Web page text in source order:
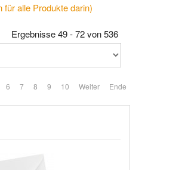
alle Produkte darin)
Ergebnisse 49 - 72 von 536
6 7 8 9 10 Weiter Ende